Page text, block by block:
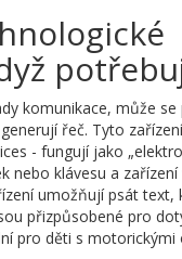
komunikace, může
řeč. Tyto
- fungují jako
nebo klávesu a
umožňují psát text,
přizpůsobené pro
pro děti s motorickými